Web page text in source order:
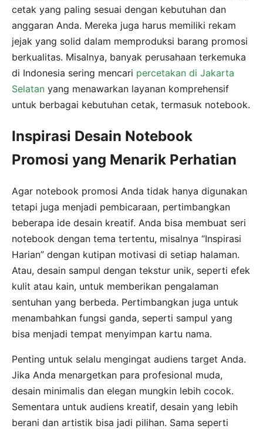
cetak yang paling sesuai dengan kebutuhan dan
anggaran Anda. Mereka juga harus memiliki rekam
jejak yang solid dalam memproduksi barang promosi
berkualitas. Misalnya, banyak perusahaan terkemuka
di Indonesia sering mencari percetakan di Jakarta
Selatan yang menawarkan layanan komprehensif
untuk berbagai kebutuhan cetak, termasuk notebook.
Inspirasi Desain Notebook
Promosi yang Menarik Perhatian
Agar notebook promosi Anda tidak hanya digunakan
tetapi juga menjadi pembicaraan, pertimbangkan
beberapa ide desain kreatif. Anda bisa membuat seri
notebook dengan tema tertentu, misalnya “Inspirasi
Harian” dengan kutipan motivasi di setiap halaman.
Atau, desain sampul dengan tekstur unik, seperti efek
kulit atau kain, untuk memberikan pengalaman
sentuhan yang berbeda. Pertimbangkan juga untuk
menambahkan fungsi ganda, seperti sampul yang
bisa menjadi tempat menyimpan kartu nama.
Penting untuk selalu mengingat audiens target Anda.
Jika Anda menargetkan para profesional muda,
desain minimalis dan elegan mungkin lebih cocok.
Sementara untuk audiens kreatif, desain yang lebih
berani dan artistik bisa jadi pilihan. Sama seperti